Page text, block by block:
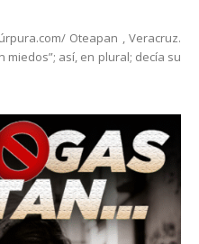
Oteapan , Veracruz.
miedos”; así, en plural; decía su